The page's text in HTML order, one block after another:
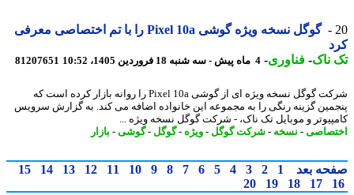
گوگل نسخه ویژه گوشی Pixel 10a را با تم اختصاصی معرفی
-فناوری- 4 ماه پیش - سه شنبه 18 فروردین 1405، 10:52 81207651
شرکت گوگل نسخه ویژه ای از گوشی Pixel 10a را روانه بازار کرده است که
گزینه رنگی را به مجموعه این خانواده اضافه می کند. به گزارش سرویس
و موبایل تک ناک، - شرکت گوگل نسخه ویژه ...
-نسخه-شرکت گوگل-ویژه -گوگل-گوشی-بازار
بعد 1
2
3
4
5
6
7
8
9
10
11
12
13
14
15
17
18
19
20